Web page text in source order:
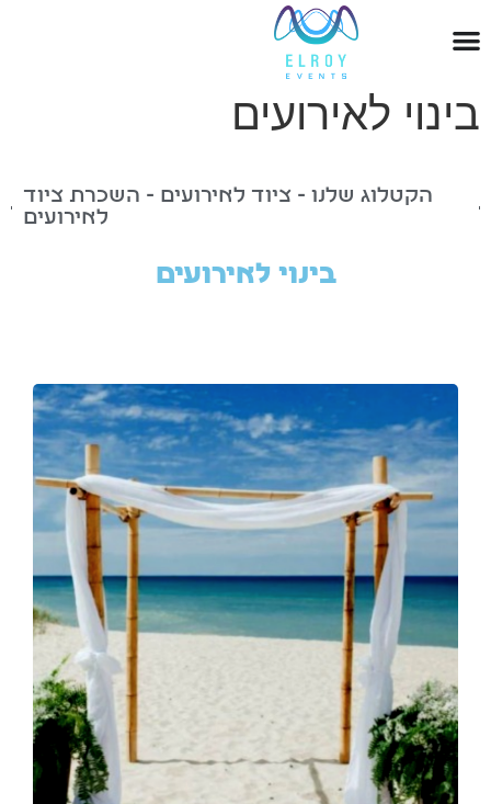
בינוי לאירועים
הקטלוג שלנו - ציוד לאירועים - השכרת ציוד
לאירועים
בינוי לאירועים